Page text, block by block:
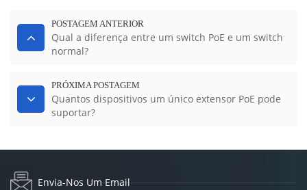
POSTAGEM ANTERIOR
Qual a diferença entre um switch PoE e um switch
normal?
PRÓXIMA POSTAGEM
Quantos dispositivos um único extensor PoE pode
suportar?
Envia-Nos Um Email